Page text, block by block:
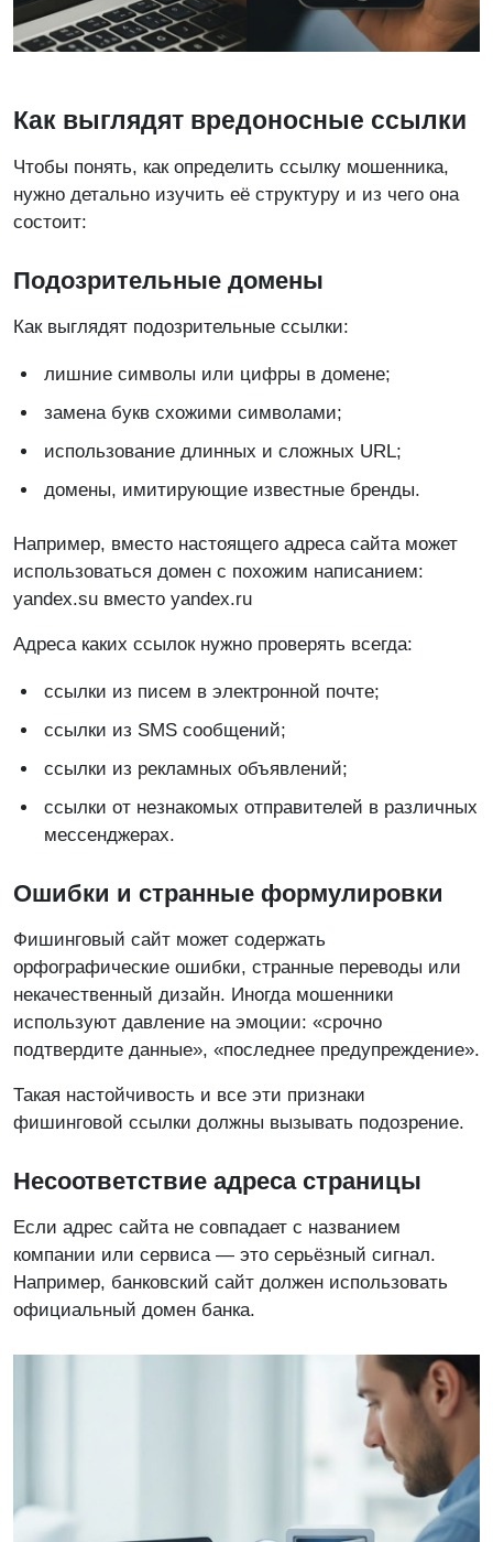
Как выглядят вредоносные ссылки
Чтобы понять, как определить ссылку мошенника,
нужно детально изучить её структуру и из чего она
состоит:
Подозрительные домены
Как выглядят подозрительные ссылки:
лишние символы или цифры в домене;
замена букв схожими символами;
использование длинных и сложных URL;
домены, имитирующие известные бренды.
Например, вместо настоящего адреса сайта может
использоваться домен с похожим написанием:
yandex.su вместо yandex.ru
Адреса каких ссылок нужно проверять всегда:
ссылки из писем в электронной почте;
ссылки из SMS сообщений;
ссылки из рекламных объявлений;
ссылки от незнакомых отправителей в различных
мессенджерах.
Ошибки и странные формулировки
Фишинговый сайт может содержать
орфографические ошибки, странные переводы или
некачественный дизайн. Иногда мошенники
используют давление на эмоции: «срочно
подтвердите данные», «последнее предупреждение».
Такая настойчивость и все эти признаки
фишинговой ссылки должны вызывать подозрение.
Несоответствие адреса страницы
Если адрес сайта не совпадает с названием
компании или сервиса — это серьёзный сигнал.
Например, банковский сайт должен использовать
официальный домен банка.